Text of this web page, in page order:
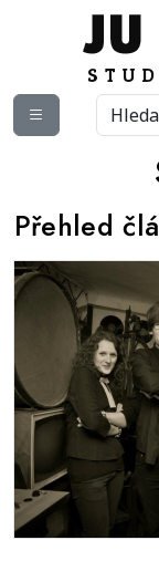
Přehled